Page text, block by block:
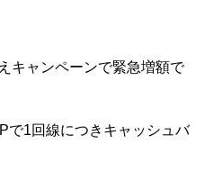
キャンペーンで緊急増額で
で1回線につきキャッシュバ